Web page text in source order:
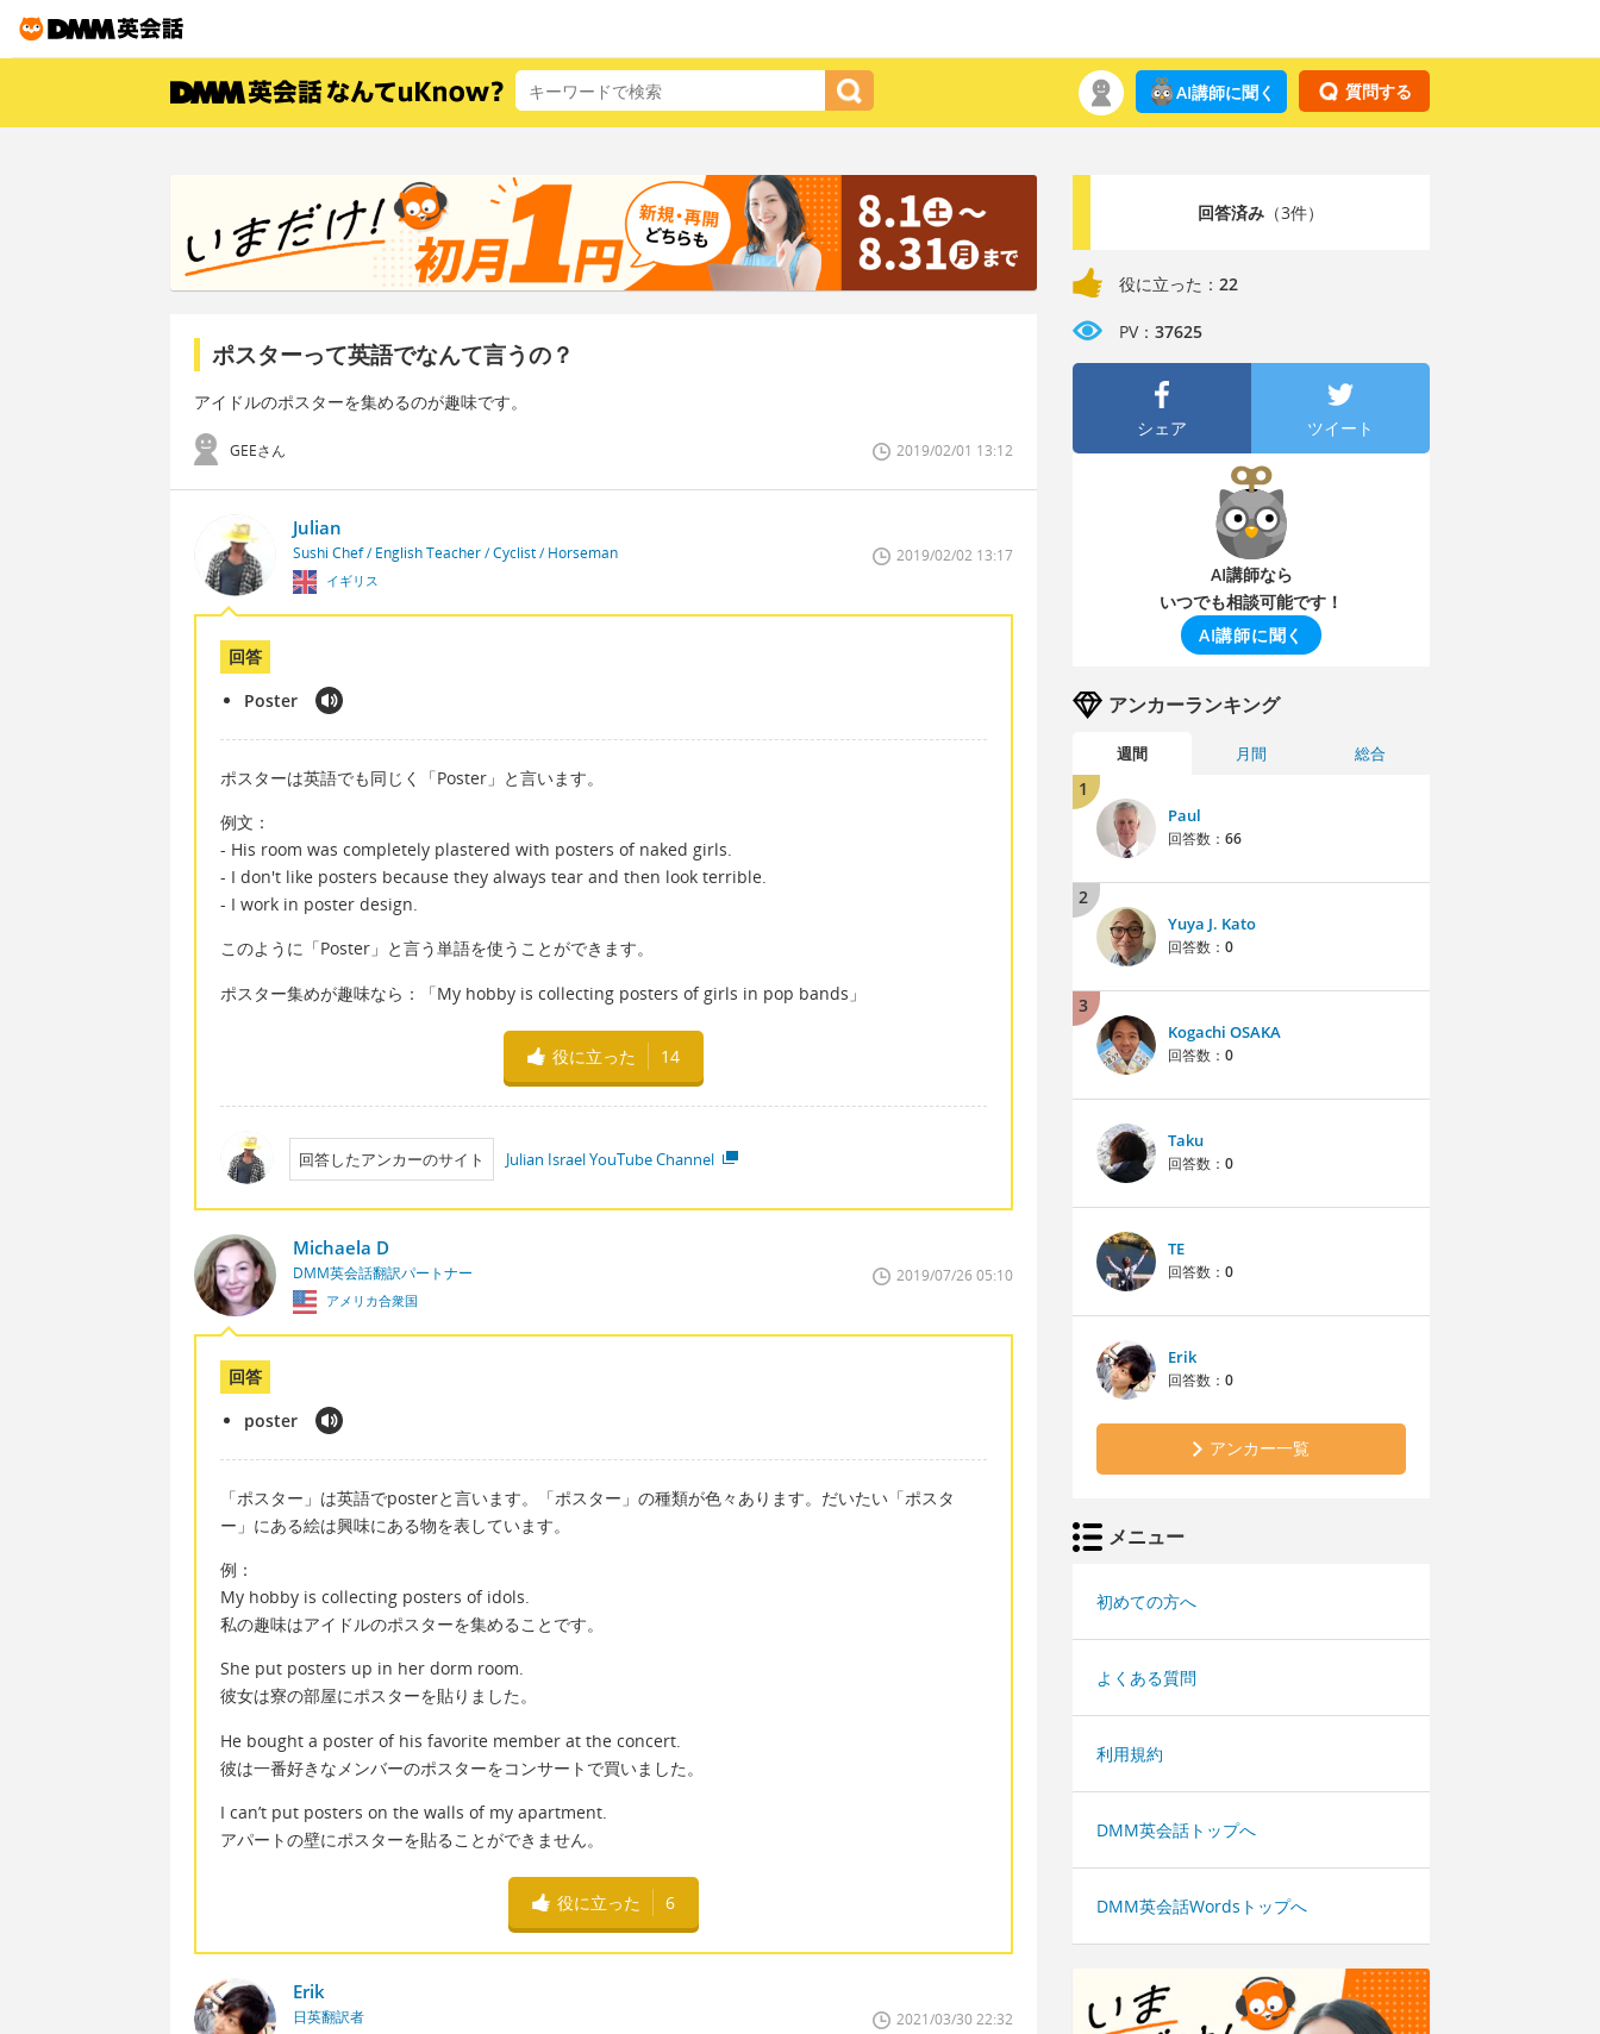
質問する
AI講師に聞く
ポスターって英語でなんて言うの？
アイドルのポスターを集めるのが趣味です。
GEEさん 2019/02/01 13:12
Julian
Sushi Chef / English Teacher / Cyclist / Horseman
イギリス
2019/02/02 13:17
回答
Poster
ポスターは英語でも同じく「Poster」と言います。
例文：
- His room was completely plastered with posters of naked girls.
- I don't like posters because they always tear and then look terrible.
- I work in poster design.
このように「Poster」と言う単語を使うことができます。
ポスター集めが趣味なら：「My hobby is collecting posters of girls in pop bands」
役に立った 14
回答したアンカーのサイト Julian Israel YouTube Channel
Michaela D
DMM英会話翻訳パートナー
アメリカ合衆国
2019/07/26 05:10
回答
poster
「ポスター」は英語でposterと言います。「ポスター」の種類が色々あります。だいたい「ポスタ
ー」にある絵は興味にある物を表しています。
例：
My hobby is collecting posters of idols.
私の趣味はアイドルのポスターを集めることです。
She put posters up in her dorm room.
彼女は寮の部屋にポスターを貼りました。
He bought a poster of his favorite member at the concert.
彼は一番好きなメンバーのポスターをコンサートで買いました。
I can’t put posters on the walls of my apartment.
アパートの壁にポスターを貼ることができません。
役に立った 6
Erik
日英翻訳者 2021/03/30 22:32
回答済み（3件）
役に立った： 22
PV： 37625
シェア ツイート
AI講師なら
いつでも相談可能です！
AI講師に聞く
アンカーランキング
週間 月間 総合
1
Paul
回答数： 66
2
Yuya J. Kato
回答数： 0
3
Kogachi OSAKA
回答数： 0
Taku
回答数： 0
TE
回答数： 0
Erik
回答数： 0
アンカー一覧
メニュー
初めての方へ
よくある質問
利用規約
DMM英会話トップへ
DMM英会話Wordsトップへ